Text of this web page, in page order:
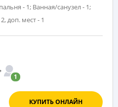
- 1; Ванная/санузел - 1;
доп. мест - 1
1
КУПИТЬ ОНЛАЙН